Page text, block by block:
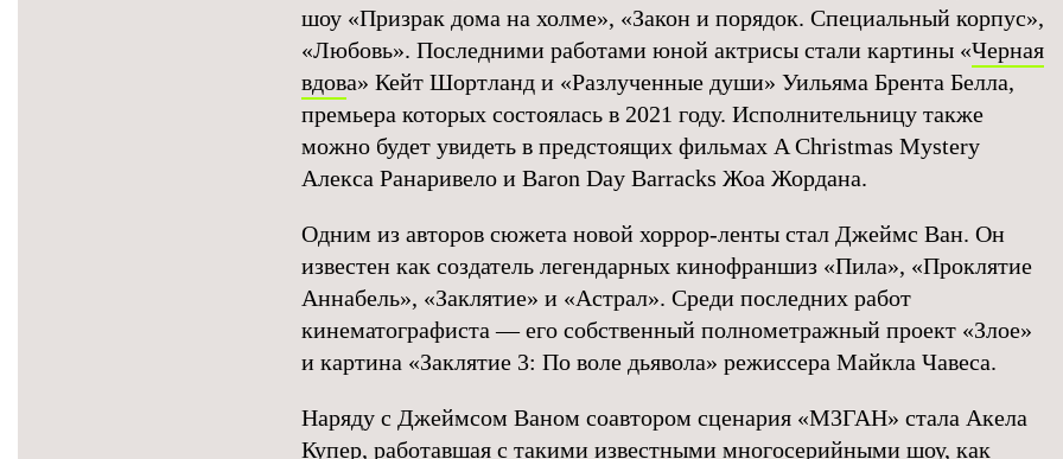
шоу «Призрак дома на холме», «Закон и порядок. Специальный корпус»,
«Любовь». Последними работами юной актрисы стали картины «Черная
вдова» Кейт Шортланд и «Разлученные души» Уильяма Брента Белла,
премьера которых состоялась в 2021 году. Исполнительницу также
можно будет увидеть в предстоящих фильмах A Christmas Mystery
Алекса Ранаривело и Baron Day Barracks Жоа Жордана.
Одним из авторов сюжета новой хоррор-ленты стал Джеймс Ван. Он
известен как создатель легендарных кинофраншиз «Пила», «Проклятие
Аннабель», «Заклятие» и «Астрал». Среди последних работ
кинематографиста — его собственный полнометражный проект «Злое»
и картина «Заклятие 3: По воле дьявола» режиссера Майкла Чавеса.
Наряду с Джеймсом Ваном соавтором сценария «М3ГАН» стала Акела
Купер, работавшая с такими известными многосерийными шоу, как